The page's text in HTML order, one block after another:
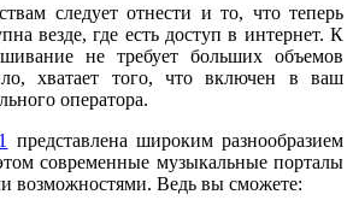
следует отнести и то, что теперь
везде, где есть доступ в интернет. К
не требует больших объемов
хватает того, что включен в ваш
оператора.
представлена широким разнообразием
современные музыкальные порталы
возможностями. Ведь вы сможете: